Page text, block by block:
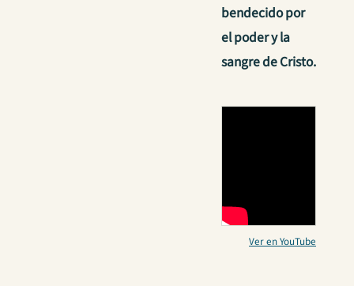
bendecido por
el poder y la
sangre de Cristo.
Ver en YouTube